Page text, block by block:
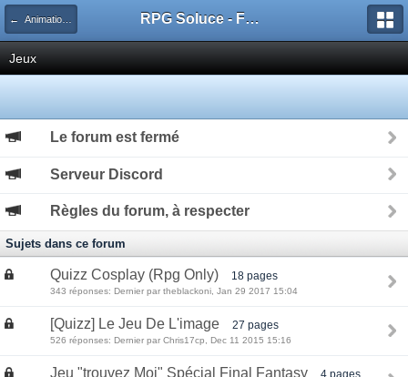
← Animations, quizz et jeux divers RPG Soluce - Forum
Jeux
Le forum est fermé
Serveur Discord
Règles du forum, à respecter
Sujets dans ce forum
Quizz Cosplay (Rpg Only) 18 pages
343 réponses: Dernier par theblackoni, Jan 29 2017 15:04
[Quizz] Le Jeu De L'image 27 pages
526 réponses: Dernier par Chris17cp, Dec 11 2015 15:16
Jeu "trouvez Moi" Spécial Final Fantasy 4 pages